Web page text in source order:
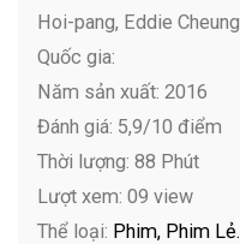
Hoi-pang, Eddie Cheung
Quốc gia:
Năm sản xuất: 2016
Đánh giá: 5,9/10 điểm
Thời lượng: 88 Phút
Lượt xem: 09 view
Thể loại: Phim Phim Lẻ